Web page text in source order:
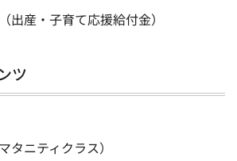
出産・子育て応援給付金）
ツ
マタニティクラス）